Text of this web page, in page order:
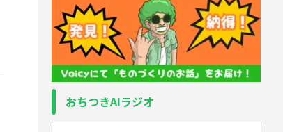
おちつきAIラジオ